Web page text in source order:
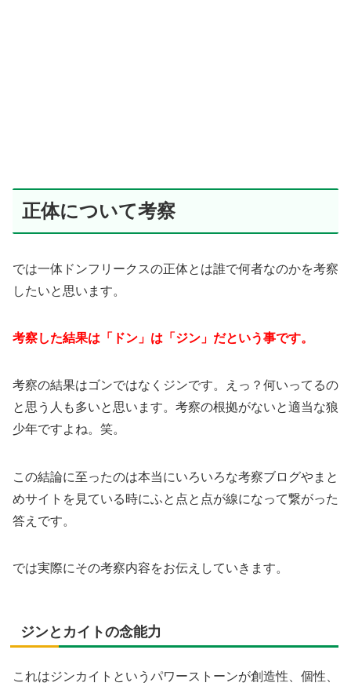
正体について考察
では一体ドンフリークスの正体とは誰で何者なのかを考察
したいと思います。
考察した結果は「ドン」は「ジン」だという事です。
考察の結果はゴンではなくジンです。えっ？何いってるの
と思う人も多いと思います。考察の根拠がないと適当な狼
少年ですよね。笑。
この結論に至ったのは本当にいろいろな考察ブログやまと
めサイトを見ている時にふと点と点が線になって繋がった
答えです。
では実際にその考察内容をお伝えしていきます。
ジンとカイトの念能力
これはジンカイトというパワーストーンが創造性、個性、